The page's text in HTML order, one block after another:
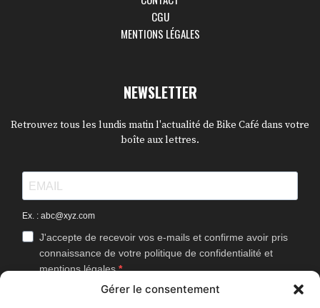
Gérer le consentement
CGU
MENTIONS LÉGALES
NEWSLETTER
Retrouvez tous les lundis matin l'actualité de Bike Café dans votre
boîte aux lettres.
Ex. : abc@xyz.com
J'accepte de recevoir vos e-mails et confirme avoir pris
connaissance de votre politique de confidentialité et
mentions légales.
Vous pouvez vous désinscrire à tout moment en cliquant sur le lien